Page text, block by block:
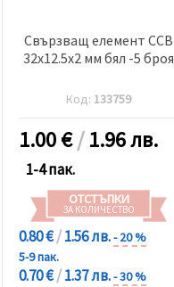
Свързващ елемент CCB
32x12.5x2 мм бял -5 броя
Код: 133759
1.00€/1.96 лв.
1-4 пак.
ОТСТЪПКИ
ЗА КОЛИЧЕСТВО
0.80 €/1.56 лв.- 20 %
5-9 пак.
0.70 €/1.37 лв.- 30 %